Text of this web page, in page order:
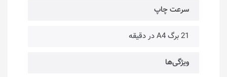
سرعت چاپ
21 برگ A4 در دقیقه
ویژگی‌ها